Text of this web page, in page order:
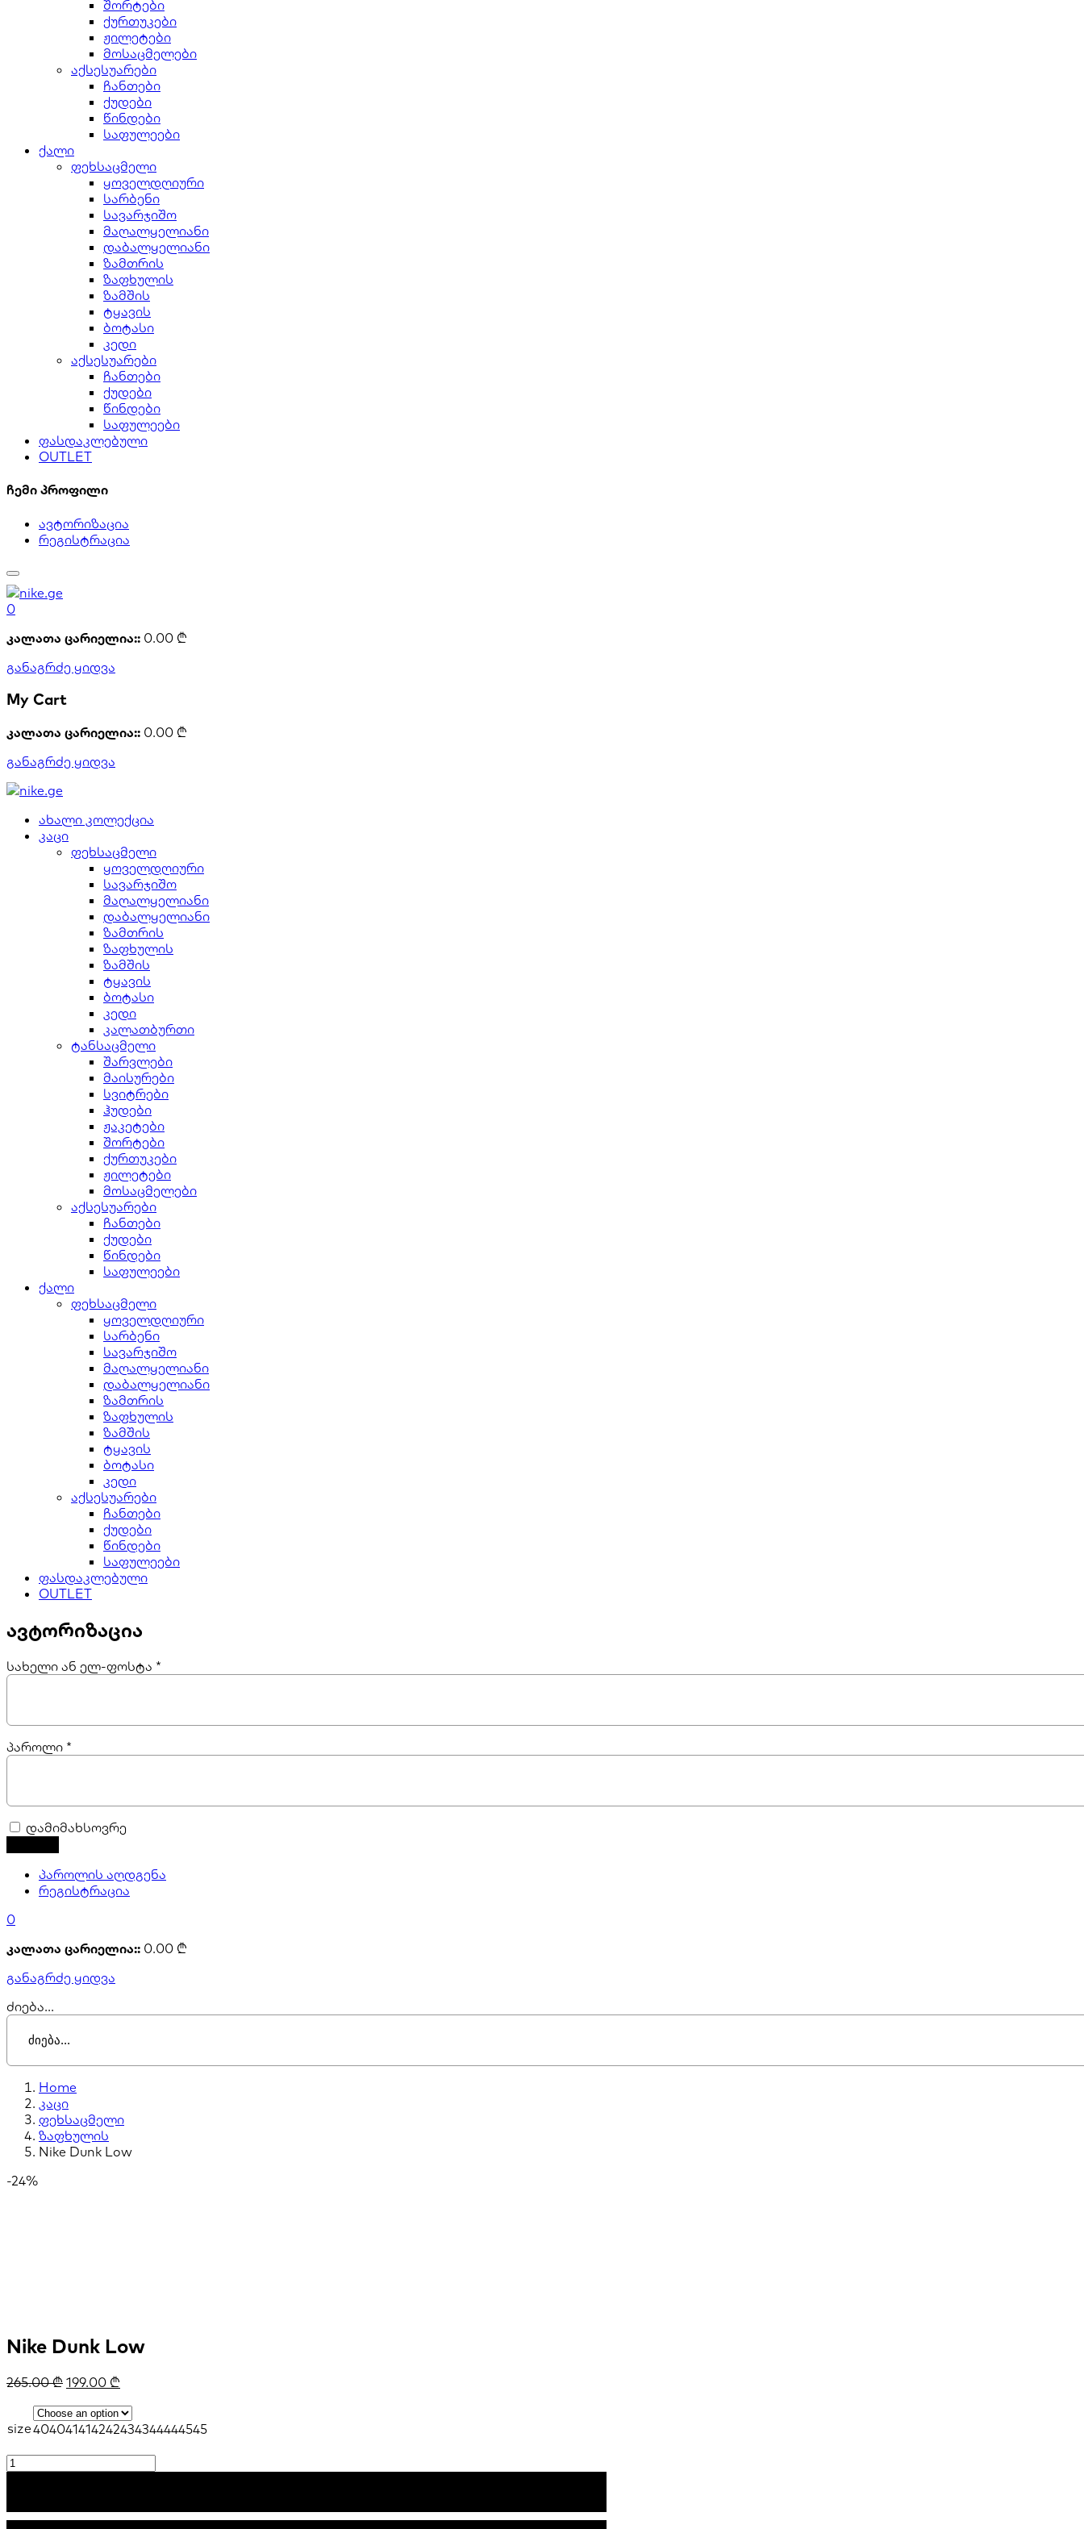
შორტები
ქურთუკები
ჟილეტები
მოსაცმელები
აქსესუარები
ჩანთები
ქუდები
წინდები
საფულეები
ქალი
ფეხსაცმელი
ყოველდღიური
სარბენი
სავარჯიშო
მაღალყელიანი
დაბალყელიანი
ზამთრის
ზაფხულის
ზამშის
ტყავის
ბოტასი
კედი
აქსესუარები
ჩანთები
ქუდები
წინდები
საფულეები
ფასდაკლებული
OUTLET
ჩემი პროფილი
ავტორიზაცია
რეგისტრაცია
0
კალათა ცარიელია:: 0.00 ₾
განაგრძე ყიდვა
My Cart
კალათა ცარიელია:: 0.00 ₾
განაგრძე ყიდვა
ახალი კოლექცია
კაცი
ფეხსაცმელი
ყოველდღიური
სავარჯიშო
მაღალყელიანი
დაბალყელიანი
ზამთრის
ზაფხულის
ზამშის
ტყავის
ბოტასი
კედი
კალათბურთი
ტანსაცმელი
შარვლები
მაისურები
სვიტრები
ჰუდები
ჟაკეტები
შორტები
ქურთუკები
ჟილეტები
მოსაცმელები
აქსესუარები
ჩანთები
ქუდები
წინდები
საფულეები
ქალი
ფეხსაცმელი
ყოველდღიური
სარბენი
სავარჯიშო
მაღალყელიანი
დაბალყელიანი
ზამთრის
ზაფხულის
ზამშის
ტყავის
ბოტასი
კედი
აქსესუარები
ჩანთები
ქუდები
წინდები
საფულეები
ფასდაკლებული
OUTLET
ავტორიზაცია
სახელი ან ელ-ფოსტა *
პაროლი *
დამიმახსოვრე
პაროლის აღდგენა
რეგისტრაცია
0
კალათა ცარიელია:: 0.00 ₾
განაგრძე ყიდვა
ძიება...
Home
კაცი
ფეხსაცმელი
ზაფხულის
Nike Dunk Low
-24%
Nike Dunk Low
265.00₾ 199.00 ₾
size404041414242434344444545
Nike
Dunk
quantity